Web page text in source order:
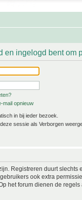
en ingelogd bent om
mail opnieuw
in bij ieder bezoek.
sessie als Verborgen
Registreren duurt
ook extra
het forum dienen de regels